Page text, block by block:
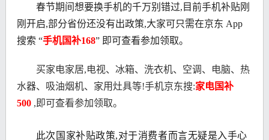
春节期间想要换手机的千万别错过,目前手机补贴刚
刚开启,部分省份还没有出政策,大家可只需在京东 App
搜索 “手机国补168” 即可查看参加领取。
买家电家居,电视、冰箱、洗衣机、空调、电脑、热
水器、吸油烟机、家用灶具等!手机京东搜:家电国补
500 ,即可查看参加领取。
此次国家补贴政策,对于消费者而言无疑是入手心